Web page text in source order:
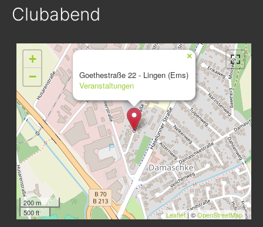
Clubabend
Goethestraße 22 - Lingen (Ems)
Veranstaltungen
×
+
−
200 m
500 ft
Leaflet| ©OpenStreetMap